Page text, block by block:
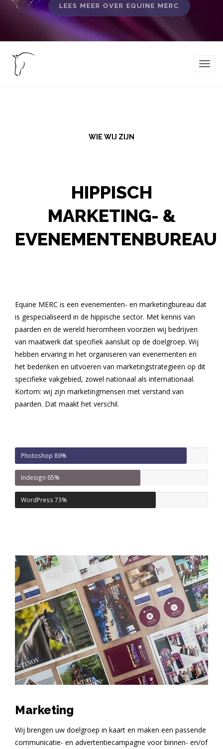
LEES MEER OVER EQUINE MERC
WIE WIJ ZIJN
HIPPISCH
MARKETING- &
EVENEMENTENBUREAU
Equine MERC is een evenementen- en marketingbureau dat
is gespecialiseerd in de hippische sector. Met kennis van
paarden en de wereld hieromheen voorzien wij bedrijven
van maatwerk dat specifiek aansluit op de doelgroep. Wij
hebben ervaring in het organiseren van evenementen en
het bedenken en uitvoeren van marketingstrategieën op dit
specifieke vakgebied, zowel nationaal als internationaal.
Kortom: wij zijn marketingmensen met verstand van
paarden. Dat maakt het verschil.
Photoshop 89%
Indesign 65%
WordPress 73%
Marketing
Wij brengen uw doelgroep in kaart en maken een passende
communicatie- en advertentiecampagne voor binnen- en/of